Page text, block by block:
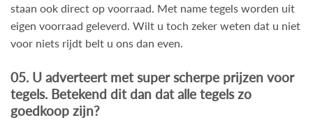
staan ook direct op voorraad. Met name tegels worden uit
eigen voorraad geleverd. Wilt u toch zeker weten dat u niet
voor niets rijdt belt u ons dan even.
05. U adverteert met super scherpe prijzen voor
tegels. Betekend dit dan dat alle tegels zo
goedkoop zijn?